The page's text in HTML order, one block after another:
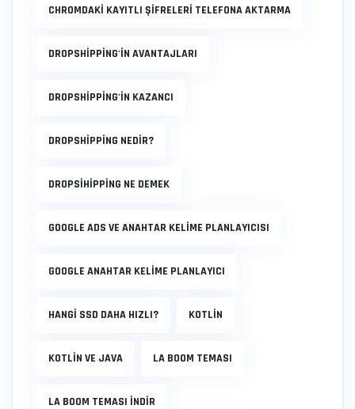
CHROMDAKI KAYITLI ŞIFRELERI TELEFONA AKTARMA
DROPSHIPPING'IN AVANTAJLARI
DROPSHIPPING'IN KAZANCI
DROPSHIPPING NEDIR?
DROPSIHIPPING NE DEMEK
GOOGLE ADS VE ANAHTAR KELIME PLANLAYICISI
GOOGLE ANAHTAR KELIME PLANLAYICI
HANGI SSD DAHA HIZLI? KOTLIN
KOTLIN VE JAVA LA BOOM TEMASI
LA BOOM TEMASI INDIR